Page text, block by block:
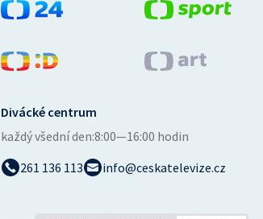
Divácké centrum
každý všední den:8:00—16:00 hodin
261 136 113
info@ceskatelevize.cz